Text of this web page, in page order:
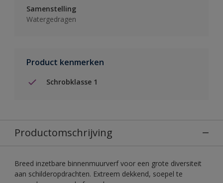
Samenstelling
Watergedragen
Product kenmerken
Schrobklasse 1
Productomschrijving
Breed inzetbare binnenmuurverf voor een grote diversiteit
aan schilderopdrachten. Extreem dekkend, soepel te